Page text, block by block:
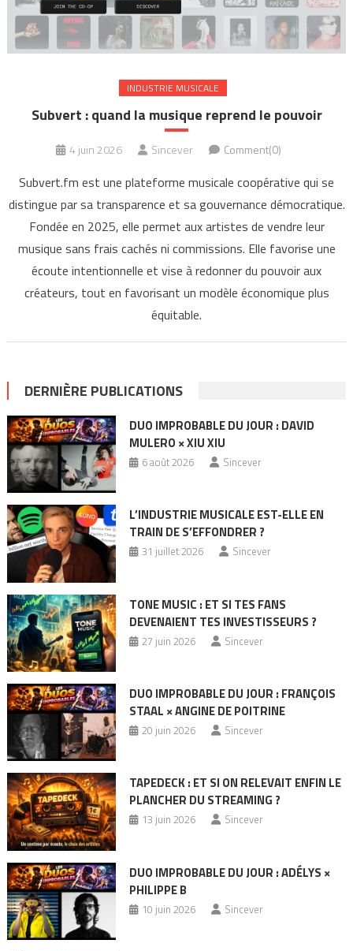
INDUSTRIE MUSICALE
Subvert : quand la musique reprend le pouvoir
4 juin 2026 Sincever Comment(0)
Subvert.fm est une plateforme musicale coopérative qui se
distingue par sa transparence et sa gouvernance démocratique.
Fondée en 2025, elle permet aux artistes de vendre leur
musique sans frais cachés ni commissions. Elle favorise une
écoute intentionnelle et vise à redonner du pouvoir aux
créateurs, tout en favorisant un modèle économique plus
équitable.
DERNIÈRE PUBLICATIONS
DUO IMPROBABLE DU JOUR : DAVID
MULERO × XIU XIU
6 août 2026 Sincever
L’INDUSTRIE MUSICALE EST-ELLE EN
TRAIN DE S’EFFONDRER ?
31 juillet 2026 Sincever
TONE MUSIC : ET SI TES FANS
DEVENAIENT TES INVESTISSEURS ?
27 juin 2026 Sincever
DUO IMPROBABLE DU JOUR : FRANÇOIS
STAAL × ANGINE DE POITRINE
20 juin 2026 Sincever
TAPEDECK : ET SI ON RELEVAIT ENFIN LE
PLANCHER DU STREAMING ?
13 juin 2026 Sincever
DUO IMPROBABLE DU JOUR : ADÉLYS ×
PHILIPPE B
10 juin 2026 Sincever